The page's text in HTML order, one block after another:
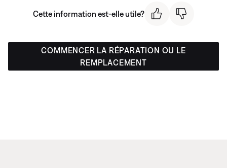
Cette information est-elle utile?
COMMENCER LA RÉPARATION OU LE
REMPLACEMENT